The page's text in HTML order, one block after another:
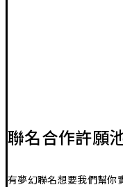
聯名合作許願
有夢幻聯名想要我們幫你